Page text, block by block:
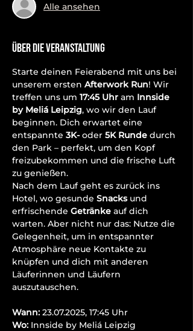
Alle ansehen
Über die Veranstaltung
Starte deinen Feierabend mit uns bei
unserem ersten Afterwork Run! Wir
treffen uns um 17:45 Uhr am Innside
by Meliá Leipzig, wo wir den Lauf
beginnen. Dich erwartet eine
entspannte 3K- oder 5K Runde durch
den Park – perfekt, um den Kopf
freizubekommen und die frische Luft
zu genießen.
Nach dem Lauf geht es zurück ins
Hotel, wo gesunde Snacks und
erfrischende Getränke auf dich
warten. Aber nicht nur das: Nutze die
Gelegenheit, um in entspannter
Atmosphäre neue Kontakte zu
knüpfen und dich mit anderen
Läuferinnen und Läufern
auszutauschen.
Wann: 23.07.2025, 17:45 Uhr
Wo: Innside by Meliá Leipzig